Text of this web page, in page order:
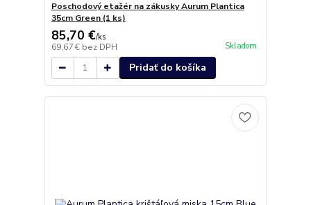
Poschodový etažér na zákusky Aurum Plantica
35cm Green (1 ks)
85,70 €/ks
69,67 € bez DPH Skladom
Pridať do košíka